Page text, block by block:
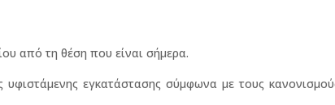
από τη θέση που είναι σήμερα.
εγκατάστασης σύμφωνα με τους